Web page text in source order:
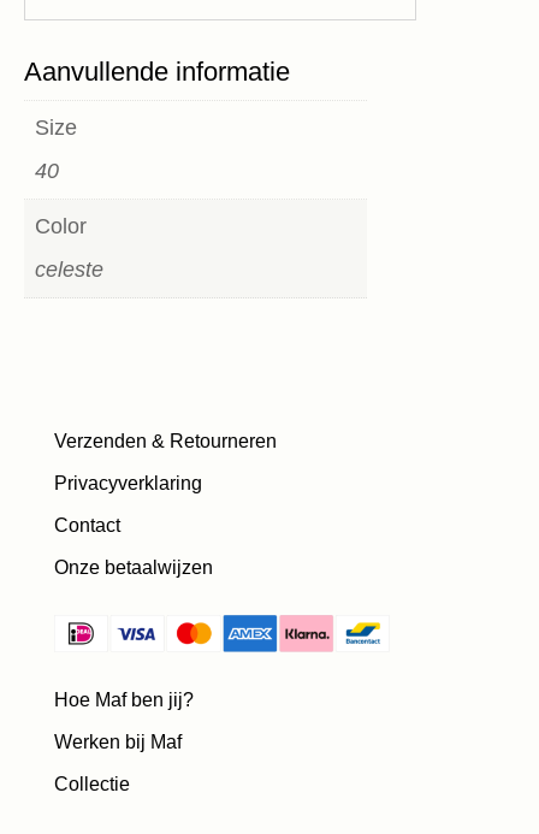
Aanvullende informatie
Size
40
Color
celeste
Verzenden & Retourneren
Privacyverklaring
Contact
Onze betaalwijzen
Hoe Maf ben jij?
Werken bij Maf
Collectie